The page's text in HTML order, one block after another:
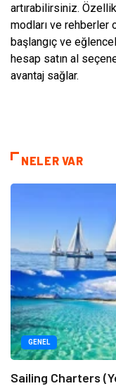
artırabilirsiniz.
modları ve rehberler
başlangıç ​​ve
hesap satın al
avantaj sağlar.
NELER VAR
GENEL
Sailing Charters